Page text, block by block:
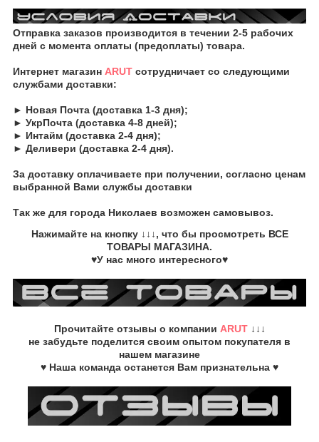
Отправка заказов производится в течении 2-5 рабочих
дней с момента оплаты (предоплаты) товара.
Интернет магазин ARUT сотрудничает со следующими
службами доставки:
► Новая Почта (доставка 1-3 дня);
► УкрПочта (доставка 4-8 дней);
► Интайм (доставка 2-4 дня);
► Деливери (доставка 2-4 дня).
За доставку оплачиваете при получении, согласно ценам
выбранной Вами службы доставки
Так же для города Николаев возможен самовывоз.
Нажимайте на кнопку↓↓↓, что бы просмотреть ВСЕ
ТОВАРЫ МАГАЗИНА.
♥У нас много интересного♥
Прочитайте отзывы о компании ARUT↓↓↓
не забудьте поделится своим опытом покупателя в
нашем магазине
♥ Наша команда останется Вам признательна ♥